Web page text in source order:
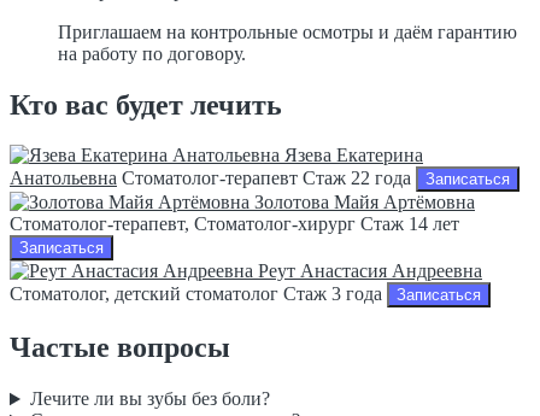
Приглашаем на контрольные осмотры и даём гарантию
на работу по договору.
Кто вас будет лечить
Язева Екатерина
Анатольевна Стоматолог-терапевт Стаж 22 года Записаться
Золотова Майя Артёмовна
Стоматолог-терапевт, Стоматолог-хирург Стаж 14 лет
Записаться
Реут Анастасия Андреевна
Стоматолог, детский стоматолог Стаж 3 года Записаться
Частые вопросы
Лечите ли вы зубы без боли?